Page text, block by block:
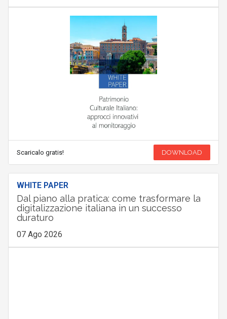
Scaricalo gratis! DOWNLOAD
WHITE PAPER
Dal piano alla pratica: come trasformare la
digitalizzazione italiana in un successo
duraturo
07 Ago 2026